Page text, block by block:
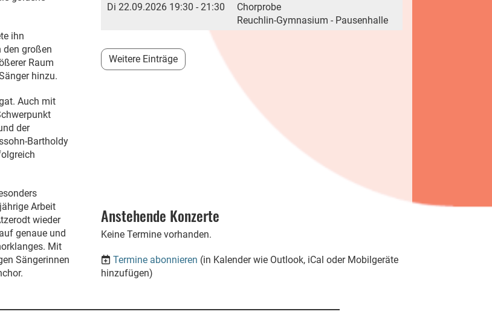
ihn
den großen
Raum
hinzu.
Auch mit
der
Bartholdy
Arbeit
wieder
genaue und
Mit
Sängerinnen
Di 22.09.2026 19:30 - 21:30
Chorprobe
Reuchlin-Gymnasium - Pausenhalle
Weitere Einträge
Anstehende Konzerte
Keine Termine vorhanden.
Termine abonnieren (in Kalender wie Outlook, iCal oder Mobilgeräte
hinzufügen)